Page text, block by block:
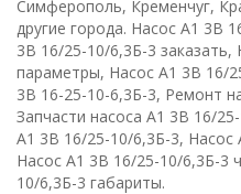
Симферополь, Кременчуг,
другие города. Насос А1 3В
3В 16/25-10/6,3Б-3
параметры, Насос А1 3В 16/
3В 16-25-10-6,3Б-3, Ремонт
Запчасти насоса А1 3В 16/
А1 3В 16/25-10/6,3Б-3, Насос
Насос А1 3В 16/25-10/6,3Б-3
10/6,3Б-3 габариты.